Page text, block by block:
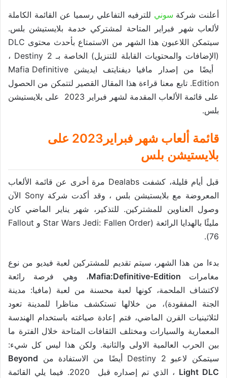
أعلنت شركة سوني للترفيه التفاعلي رسميا عن القائمة الكاملة
لألعاب شهر فبراير المتاحة لمشتركي خدمة بلايستيشن بلس.
سيتمكن اللاعبون هذا الشهر من الاستمتاع بأحدث محتوى DLC
(الإضافات والمحتويات القابلة للتنزيل) الخاصة بـ Destiny 2 ،
أيضًا من إصدار مافيا ديفنايتف ايديشن Mafia Definitive
Edition. تابع معنا قراءة هذا المقال القصير لتتمكن من الحصول
على قائمة الألعاب المقدمة لشهر فبراير 2023 على بلايستيشن
بلس.
قائمة ألعاب شهر فبراير2023 على
بلايستيشن بلس
قبل أيام قليلة، كشفت Dealabs مرة أخرى عن قائمة الألعاب
المعروضة مع بلايستيشن بلس ، وقد أكدت شركة Sony الآن
وصول العناوين للمشتركين. للتذكير، شهر يناير الماضي كان
مليئًا بالهدايا الرائعة (Star Wars Jedi: Fallen Order و Fallout
76).
بدءا من هذا الشهر، سيتم تقديم للمشتركين لعبة فيديو من نوع
مغامرات
، وهي فرصة رائعة
لاكتشاف الملحمة، كونها لعبة محسنة من لعبة (مافيا: مدينة
الجنة المفقودة)، من خلالها تستكشف مناظرا للمدينة تعود
لثلاثينيات القرن الماضي، فتم إعادة صياغته باستخدام الهندسة
المعمارية والسيارات ومختلف الثقافات المتاحة خلال الفترة ما
بين الحرب العالمية الاولى والثانية. ولكن هذا ليس كل شيء:
سيتمكن لاعبو Destiny 2 أيضًا من الاستفادة من
Beyond
Light DLC
، الذي تم إصداره قبل 2020. فيما يلي القائمة